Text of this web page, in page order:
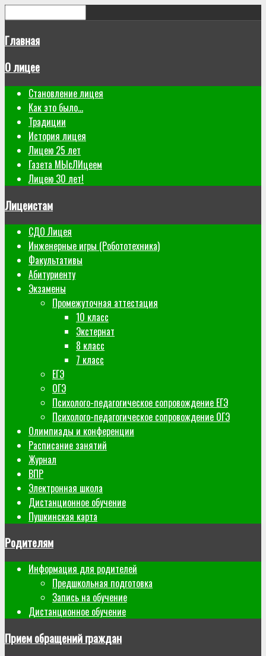
Главная
О лицее
Становление лицея
Как это было...
Традиции
История лицея
Лицею 25 лет
Газета МЫсЛИцеем
Лицею 30 лет!
Лицеистам
СДО Лицея
Инженерные игры (Робототехника)
Факультативы
Абитуриенту
Экзамены
Промежуточная аттестация
10 класс
Экстернат
8 класс
7 класс
ЕГЭ
ОГЭ
Психолого-педагогическое сопровождение ЕГЭ
Психолого-педагогическое сопровождение ОГЭ
Олимпиады и конференции
Расписание занятий
Журнал
ВПР
Электронная школа
Дистанционное обучение
Пушкинская карта
Родителям
Информация для родителей
Предшкольная подготовка
Запись на обучение
Дистанционное обучение
Прием обращений граждан